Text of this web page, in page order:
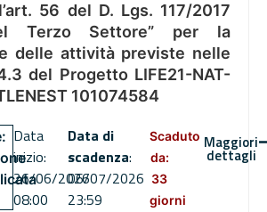
56 del D. Lgs. 117/2017
Terzo Settore” per la
delle attività previste nelle
del Progetto LIFE21-NAT-
101074584
Data
inizio:
26/06/2026
08:00
Data di
scadenza:
06/07/2026
23:59
Scaduto
da:
33
giorni
Maggiori
dettagli